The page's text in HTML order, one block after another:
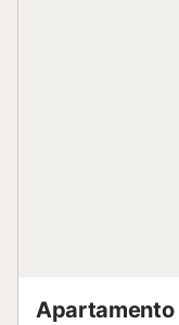
Apartamento